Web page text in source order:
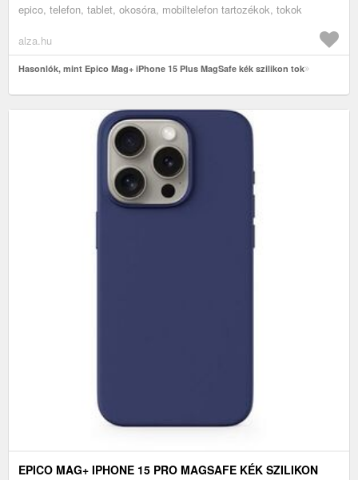
epico, telefon, tablet, okosóra, mobiltelefon tartozékok, tokok
alza.hu
Hasonlók, mint Epico Mag+ iPhone 15 Plus MagSafe kék szilikon tok
EPICO MAG+ IPHONE 15 PRO MAGSAFE KÉK SZILIKON